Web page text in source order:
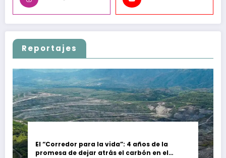
Reportajes
El “Corredor para la vida”: 4 años de la
promesa de dejar atrás el carbón en el